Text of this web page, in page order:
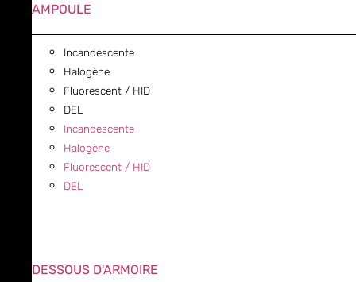
AMPOULE
Incandescente
Halogène
Fluorescent / HID
DEL
Incandescente
Halogène
Fluorescent / HID
DEL
DESSOUS D'ARMOIRE